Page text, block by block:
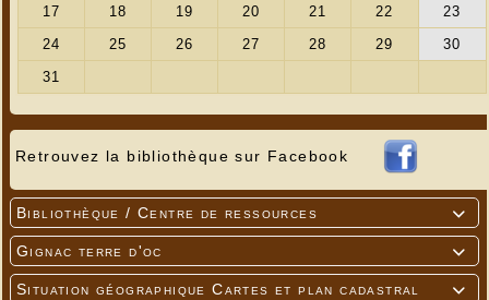
Retrouvez la bibliothèque sur Facebook

Bibliothèque / Centre de ressources

Gignac terre d'oc

Situation géographique Cartes et plan cadastral